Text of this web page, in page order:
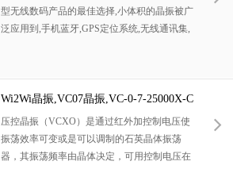
型无线数码产品的最佳选择,小体积的晶振被广
泛应用到,手机蓝牙,GPS定位系统,无线通讯集,
符合RoHS/无铅.
Wi2Wi晶振,VC07晶振,VC-0-7-25000X-C
-B-B-3-R-X*晶振
压控晶振（VCXO）是通过红外加控制电压使
振荡效率可变或是可以调制的石英晶体振荡
器，其振荡频率由晶体决定，可用控制电压在